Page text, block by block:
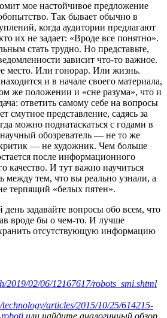
мое настойчивое предложение
Так бывает обычно в
когда аудитории предлагают
их не задает: «Вроде все понятно».
стать трудно. Но представьте,
зависит что-то важное.
место. Или гонорар. Или жизнь.
и в начале своего материала,
же положении и «сне разума», что и
ответить самому себе на вопросы
смутное представление, садясь за
можно поднатаскаться с годами в
обозреватель — не то же
— не художник. Чем больше
после информационного
качество. И тут важно научиться
между тем, что вы реально узнали, а
терпящий «белых пятен».
задавайте вопросы обо всем, что
вроде бы о чем-то. И лучше
отсутствующую информацию
2019/02/06/12167617/robots_smi.shtml
articles/2015/10/25/614215-